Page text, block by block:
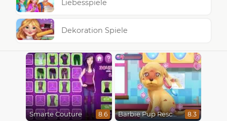
Liebesspiele
Dekoration Spiele
Smarte Couture 8.6 Barbie Pup Rescue 8.3